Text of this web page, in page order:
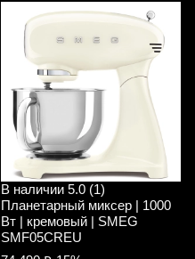
В наличии 5.0 (1)
Планетарный миксер | 1000
Вт | кремовый | SMEG
SMF05CREU